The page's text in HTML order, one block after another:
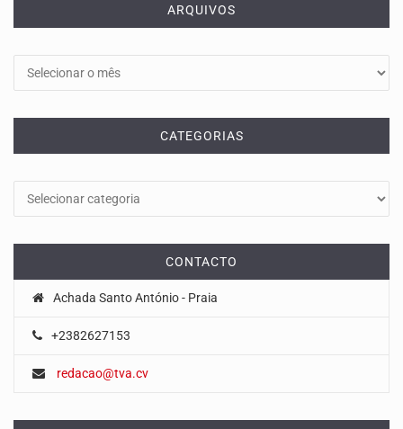
ARQUIVOS
CATEGORIAS
CONTACTO
Achada Santo António - Praia
+2382627153
redacao@tva.cv